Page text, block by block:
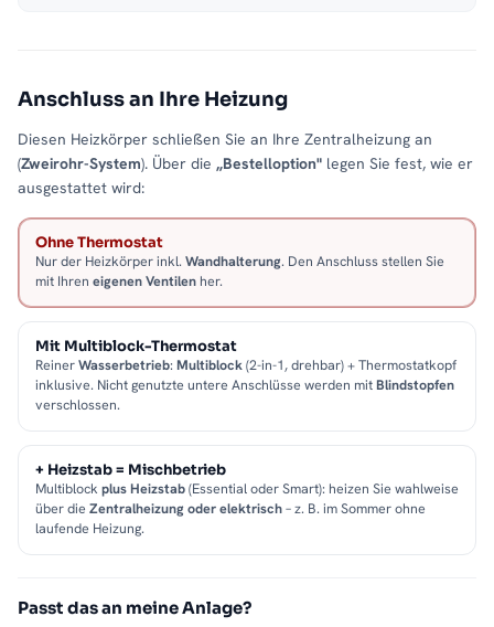
Anschluss an Ihre Heizung
Diesen Heizkörper schließen Sie an Ihre Zentralheizung an
(Zweirohr-System). Über die „Bestelloption" legen Sie fest, wie er
ausgestattet wird:
Ohne Thermostat
Nur der Heizkörper inkl. Wandhalterung. Den Anschluss stellen Sie
mit Ihren eigenen Ventilen her.
Mit Multiblock-Thermostat
ReinerWasserbetrieb: Multiblock(2-in-1, drehbar) + Thermostatkopf
inklusive. Nicht genutzte untere Anschlüsse werden mitBlindstopfen
verschlossen.
+ Heizstab = Mischbetrieb
Multiblock plus Heizstab(Essential oder Smart): heizen Sie wahlweise
über die Zentralheizung oder elektrisch– z. B. im Sommer ohne
laufende Heizung.
Passt das an meine Anlage?